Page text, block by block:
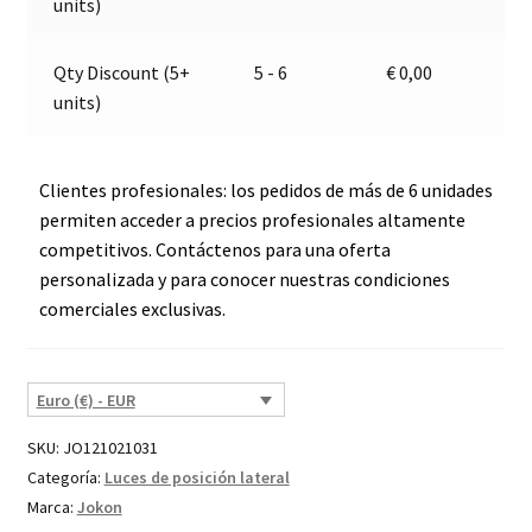
units)
Qty Discount (5+
units)
5 - 6 €0,00
Clientes profesionales: los pedidos de más de 6 unidades
permiten acceder a precios profesionales altamente
competitivos. Contáctenos para una oferta
personalizada y para conocer nuestras condiciones
comerciales exclusivas.
Euro (€) - EUR
SKU: JO121021031
Categoría: Luces de posición lateral
Marca: Jokon